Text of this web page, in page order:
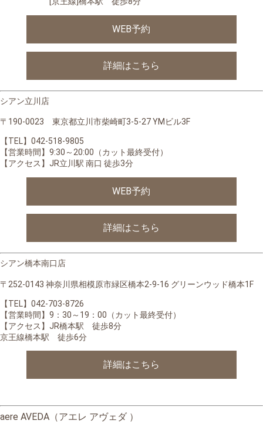
WEB予約
詳細はこちら
シアン立川店
〒190-0023 東京都立川市柴崎町3-5-27 YMビル3F
【TEL】042-518-9805
【営業時間】9:30～20:00（カット最終受付）
【アクセス】JR立川駅 南口 徒歩3分
WEB予約
詳細はこちら
シアン橋本南口店
〒252-0143 神奈川県相模原市緑区橋本2-9-16 グリーンウッド橋本1F
【TEL】042-703-8726
【営業時間】9：30～19：00（カット最終受付）
【アクセス】JR橋本駅 徒歩8分
京王線橋本駅 徒歩6分
詳細はこちら
aere AVEDA（アエレ アヴェダ ）